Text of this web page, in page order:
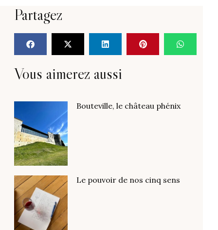
Partagez
Vous aimerez aussi
Bouteville, le château phénix
Le pouvoir de nos cinq sens